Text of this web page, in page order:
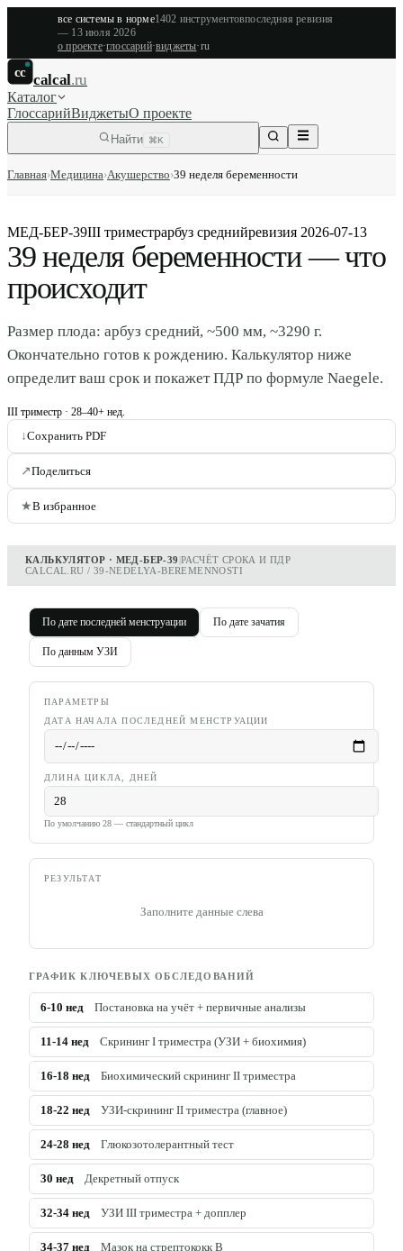
все системы в норме1402 инструментовпоследняя ревизия
— 13 июля 2026
о проекте·глоссарий·виджеты·ru
cc calcal.ru
Каталог
ГлоссарийВиджетыО проекте
Найти ⌘K
Главная›Медицина›Акушерство›39 неделя беременности
МЕД-БЕР-39III триместрарбуз среднийревизия 2026-07-13
39 неделя беременности — что
происходит
Размер плода: арбуз средний, ~500 мм, ~3290 г.
Окончательно готов к рождению. Калькулятор ниже
определит ваш срок и покажет ПДР по формуле Naegele.
III триместр · 28–40+ нед.
↓Сохранить PDF
↗Поделиться
★В избранное
КАЛЬКУЛЯТОР · МЕД-БЕР-39 |РАСЧЁТ СРОКА И ПДР
CALCAL.RU / 39-NEDELYA-BEREMENNOSTI
По дате последней менструации По дате зачатия
По данным УЗИ
ПАРАМЕТРЫ
ДАТА НАЧАЛА ПОСЛЕДНЕЙ МЕНСТРУАЦИИ
ДЛИНА ЦИКЛА, ДНЕЙ
По умолчанию 28 — стандартный цикл
РЕЗУЛЬТАТ
Заполните данные слева
ГРАФИК КЛЮЧЕВЫХ ОБСЛЕДОВАНИЙ
6-10 нед Постановка на учёт + первичные анализы
11-14 нед Скрининг I триместра (УЗИ + биохимия)
16-18 нед Биохимический скрининг II триместра
18-22 нед УЗИ-скрининг II триместра (главное)
24-28 нед Глюкозотолерантный тест
30 нед Декретный отпуск
32-34 нед УЗИ III триместра + допплер
34-37 нед Мазок на стрептококк B